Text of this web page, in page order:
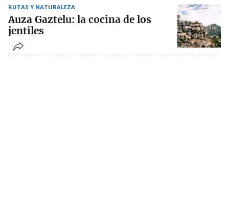
RUTAS Y NATURALEZA
Auza Gaztelu: la cocina de los
jentiles